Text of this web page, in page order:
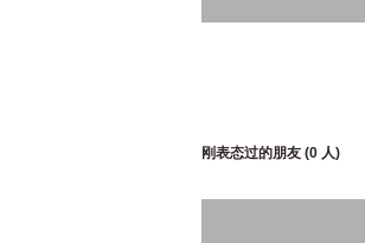
刚表态过的朋友 (0 人)